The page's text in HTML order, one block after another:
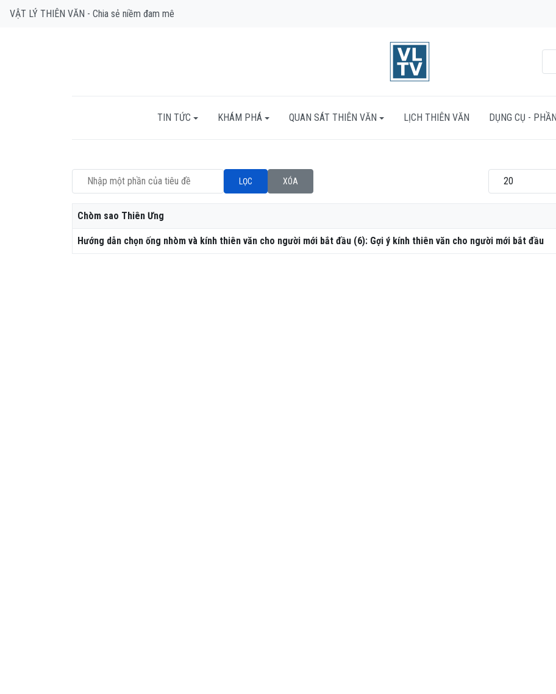
VẬT LÝ THIÊN VĂN - Chia sẻ niềm đam mê
TIN TỨC KHÁM PHÁ QUAN SÁT THIÊN VĂN LỊCH THIÊN VĂN DỤNG CỤ -
Nhập một phần của tiêu đề LỌC XÓA Hiển thị #
Tiêu đề
Chòm sao Thiên Ưng
Hướng dẫn chọn ống nhòm và kính thiên văn cho người mới bắt đầu (6): Gợi ý kính thiên văn cho người mới bắt đầu